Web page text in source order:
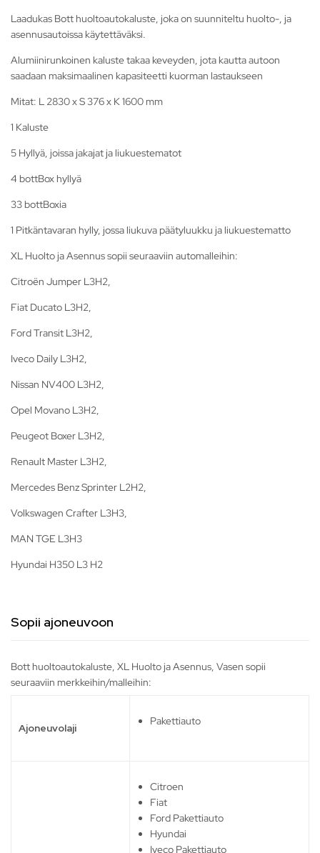
Laadukas Bott huoltoautokaluste, joka on suunniteltu huolto-, ja
asennusautoissa käytettäväksi.
Alumiinirunkoinen kaluste takaa keveyden, jota kautta autoon
saadaan maksimaalinen kapasiteetti kuorman lastaukseen
Mitat: L 2830 x S 376 x K 1600 mm
1 Kaluste
5 Hyllyä, joissa jakajat ja liukuestematot
4 bottBox hyllyä
33 bottBoxia
1 Pitkäntavaran hylly, jossa liukuva päätyluukku ja liukuestematto
XL Huolto ja Asennus sopii seuraaviin automalleihin:
Citroën Jumper L3H2,
Fiat Ducato L3H2,
Ford Transit L3H2,
Iveco Daily L3H2,
Nissan NV400 L3H2,
Opel Movano L3H2,
Peugeot Boxer L3H2,
Renault Master L3H2,
Mercedes Benz Sprinter L2H2,
Volkswagen Crafter L3H3,
MAN TGE L3H3
Hyundai H350 L3 H2
Sopii ajoneuvoon
Bott huoltoautokaluste, XL Huolto ja Asennus, Vasen sopii
seuraaviin merkkeihin/malleihin:
Ajoneuvolaji
Pakettiauto
Citroen
Fiat
Ford Pakettiauto
Hyundai
Iveco Pakettiauto